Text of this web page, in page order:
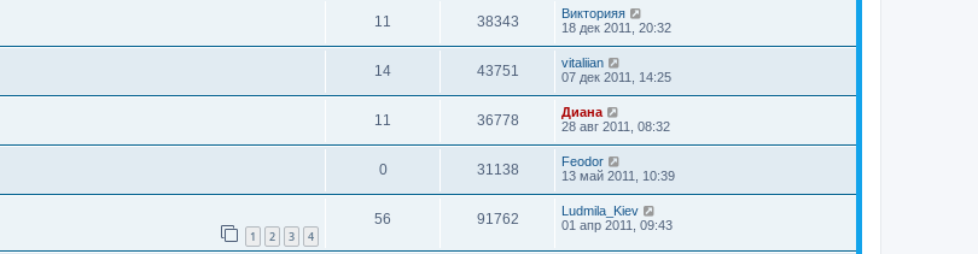
11 38343
Викторияя
18 дек 2011, 20:32
14 43751
vitaliian
07 дек 2011, 14:25
11 36778
Диана
28 авг 2011, 08:32
0 31138
Feodor
13 май 2011, 10:39
1 2 3 4
56 91762
Ludmila_Kiev
01 апр 2011, 09:43